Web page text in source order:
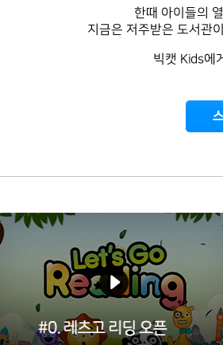
한때 아이들의
지금은 저주받은 도서관
빅캣 Kids에